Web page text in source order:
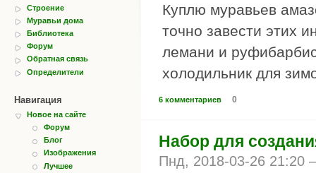
Строение
Муравьи дома
Библиотека
Форум
Обратная связь
Определители
Навигация
Новое на сайте
Форум
Блог
Изображения
Лучшее
Куплю муравьев
точно завести этих
лемани и
холодильник для
6 комментариев 0
Набор для
Пнд, 2018-03-26